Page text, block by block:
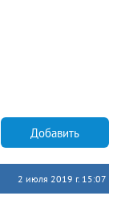
Добавить
2 июля 2019 г. 15:07